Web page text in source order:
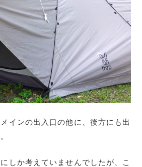
インの出入口の他に、後方にも出
しか考えていませんでしたが、こ